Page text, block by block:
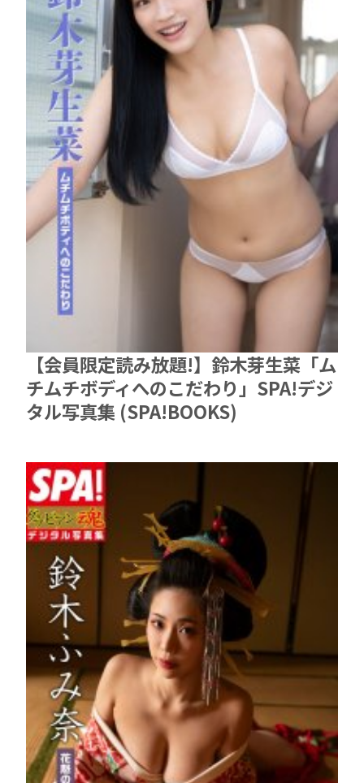
【会員限定読み放題!】鈴木芽生菜「ム
チムチボディへのこだわり」SPA!デジ
タル写真集 (SPA!BOOKS)